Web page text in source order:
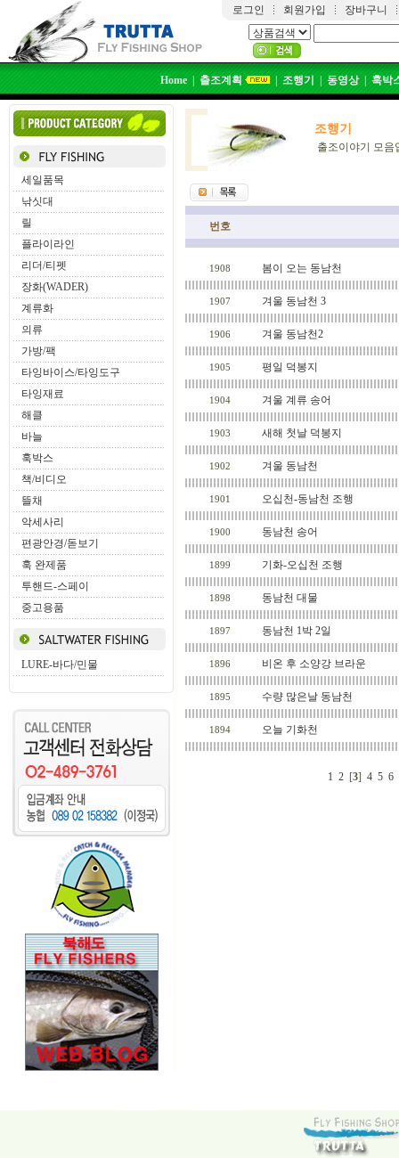
로그인 회원가입 장바구니
Home 출조계획 조행기 동영상 훅박
세일품목
낚싯대
릴
플라이라인
리더/티펫
장화(WADER)
계류화
의류
가방/팩
타잉바이스/타잉도구
타잉재료
해클
바늘
훅박스
책/비디오
뜰채
악세사리
편광안경/돋보기
훅 완제품
투핸드-스페이
중고용품
LURE-바다/민물
조행기
출조이야기 모음
번호
1908 봄이 오는 동남천
1907 겨울 동남천 3
1906 겨울 동남천2
1905 평일 덕봉지
1904 겨울 계류 송어
1903 새해 첫날 덕봉지
1902 겨울 동남천
1901 오십천-동남천 조행
1900 동남천 송어
1899 기화-오십천 조행
1898 동남천 대물
1897 동남천 1박 2일
1896 비온 후 소양강 브라운
1895 수량 많은날 동남천
1894 오늘 기화천
1 2 [3] 4 5 6